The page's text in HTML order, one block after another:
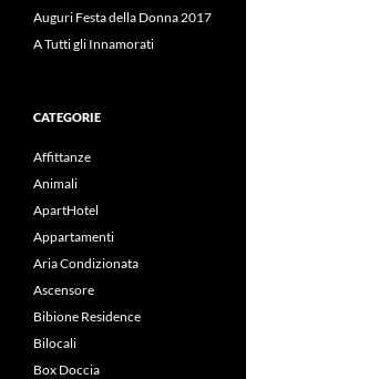
Auguri Festa della Donna 2017
A Tutti gli Innamorati
CATEGORIE
Affittanze
Animali
ApartHotel
Appartamenti
Aria Condizionata
Ascensore
Bibione Residence
Bilocali
Box Doccia